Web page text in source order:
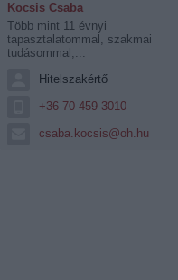
Kocsis Csaba
Több mint 11 évnyi
tapasztalatommal, szakmai
tudásommal,...
Hitelszakértő
+36 70 459 3010
csaba.kocsis@oh.hu